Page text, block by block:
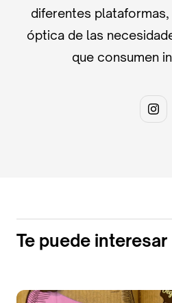
diferentes
óptica de las
que consumen
Te puede interesar